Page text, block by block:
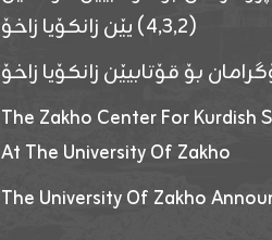
(٤٫٣٫٢) یێن زانکۆیا زاخۆ
بۆ قۆتابیێن زانکۆیا زاخۆ
The Zakho Center For
At The University Of Zakho
The University Of Zakho